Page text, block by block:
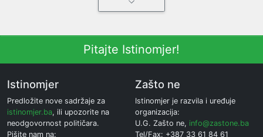
Pitajte Istinomjer!
Istinomjer
Predložite nove sadržaje za
istinomjer.ba, ili upozorite na
neodgovornost političara.
Pišite nam na:
Zašto ne
Istinomjer je razvila i uređuje
organizacija:
U.G. Zašto ne, info@zastone.ba
Tel/Fax: +387 33 61 84 61